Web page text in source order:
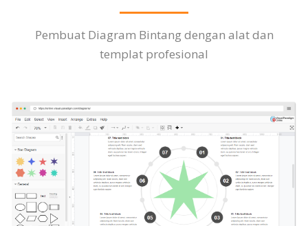
Pembuat Diagram Bintang dengan alat dan
templat profesional